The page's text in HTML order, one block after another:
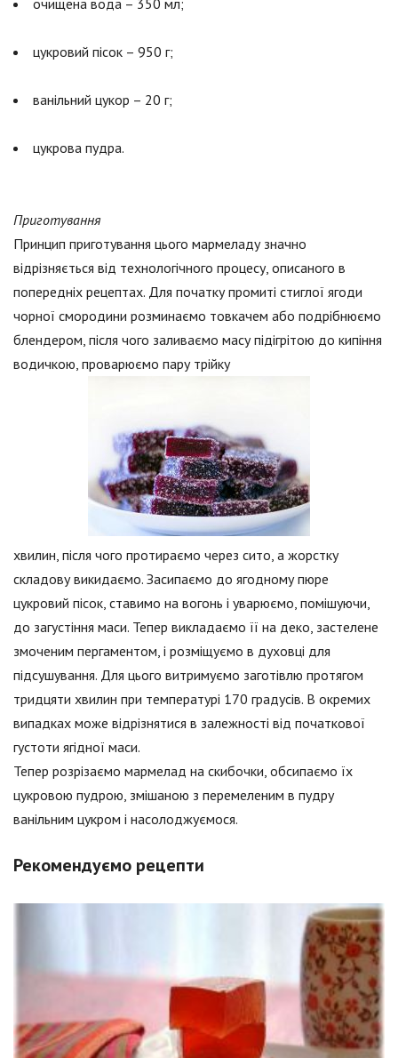
очищена вода – 350 мл;
цукровий пісок – 950 г;
ванільний цукор – 20 г;
цукрова пудра.
Приготування
Принцип приготування цього мармеладу значно
відрізняється від технологічного процесу, описаного в
попередніх рецептах. Для початку промиті стиглої ягоди
чорної смородини розминаємо товкачем або подрібнюємо
блендером, після чого заливаємо масу підігрітою до кипіння
водичкою, проварюємо пару трійку
хвилин, після чого протираємо через сито, а жорстку
складову викидаємо. Засипаємо до ягодному пюре
цукровий пісок, ставимо на вогонь і уварюємо, помішуючи,
до загустіння маси. Тепер викладаємо її на деко, застелене
змоченим пергаментом, і розміщуємо в духовці для
підсушування. Для цього витримуємо заготівлю протягом
тридцяти хвилин при температурі 170 градусів. В окремих
випадках може відрізнятися в залежності від початкової
густоти ягідної маси.
Тепер розрізаємо мармелад на скибочки, обсипаємо їх
цукровою пудрою, змішаною з перемеленим в пудру
ванільним цукром і насолоджуємося.
Рекомендуємо рецепти